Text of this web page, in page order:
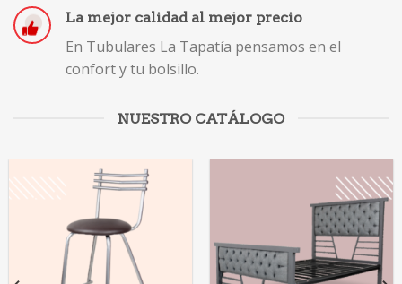
La mejor calidad al mejor precio
En Tubulares La Tapatía pensamos en el
confort y tu bolsillo.
NUESTRO CATÁLOGO